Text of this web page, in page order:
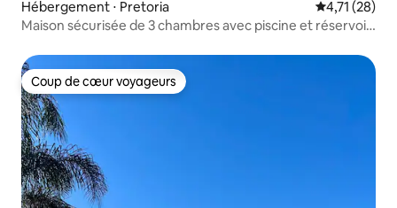
Hébergement ⋅ Pretoria Évaluation
4,71 (28)
Maison sécurisée de 3 chambres avec piscine et réservoir
Coup de cœur voyageurs
Coup de cœur voyageurs